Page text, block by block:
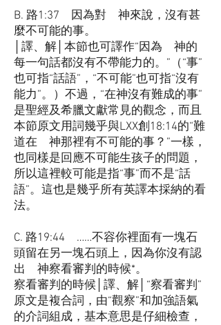
B. 路1:37 因為對 神來說，沒有甚
麼不可能的事。
│譯、解│本節也可譯作“因為 神的
每一句話都沒有不帶能力的。”（“事”
也可指“話語”，“不可能”也可指“沒有
能力”。）不過，“在神沒有難成的事”
是聖經及希臘文獻常見的觀念，而且
本節原文用詞幾乎與LXX創18:14的“難
道在 神那裡有不可能的事？”一樣，
也同樣是回應不可能生孩子的問題，
所以這裡較可能是指“事”而不是“話
語”。這也是幾乎所有英譯本採納的看
法。
C. 路19:44 ……不容你裡面有一塊石
頭留在另一塊石頭上，因為你沒有認
出 神察看審判的時候*。
察看審判的時候│譯、解│“察看審判”
原文是複合詞，由“觀察”和加強語氣
的介詞組成，基本意思是仔細檢查，